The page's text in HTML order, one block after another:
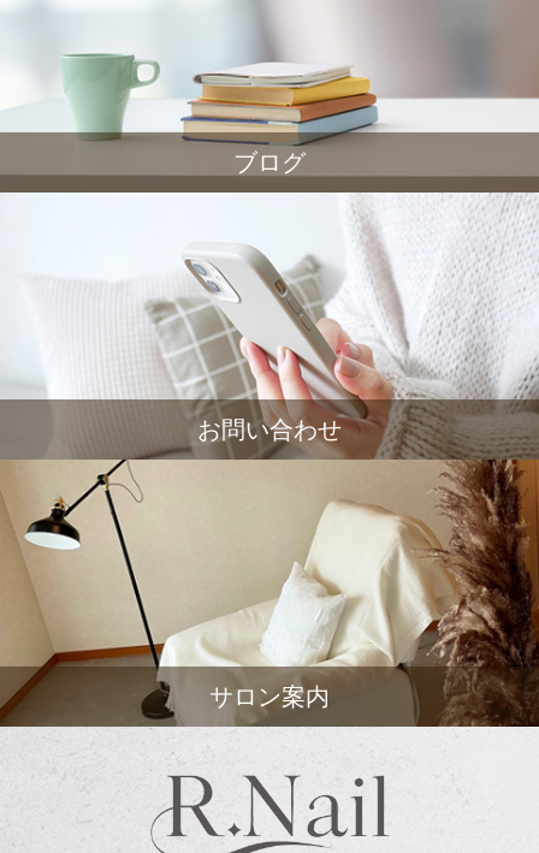
ブログ
お問い合わせ
サロン案内